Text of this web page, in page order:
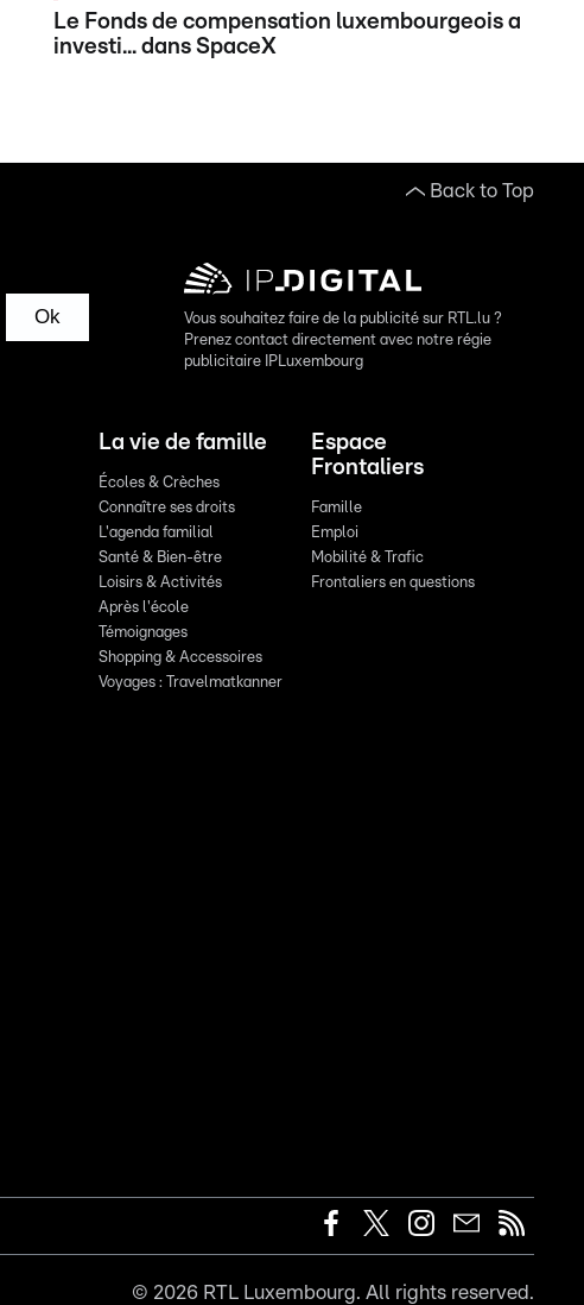
Le Fonds de compensation luxembourgeois a
investi... dans SpaceX
Back to Top
Ok
Vous souhaitez faire de la publicité sur RTL.lu ?
Prenez contact directement avec notre régie
publicitaire IPLuxembourg
La vie de famille
Écoles & Crèches
Connaître ses droits
L'agenda familial
Santé & Bien-être
Loisirs & Activités
Après l'école
Témoignages
Shopping & Accessoires
Voyages : Travelmatkanner
Espace
Frontaliers
Famille
Emploi
Mobilité & Trafic
Frontaliers en questions
© 2026 RTL Luxembourg. All rights reserved.